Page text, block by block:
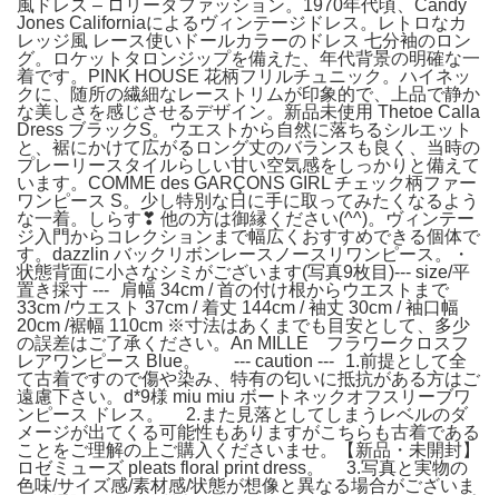
風ドレス – ロリータファッション。1970年代頃、Candy
Jones Californiaによるヴィンテージドレス。レトロなカ
レッジ風 レース使いドールカラーのドレス 七分袖のロン
グ。ロケットタロンジップを備えた、年代背景の明確な一
着です。PINK HOUSE 花柄フリルチュニック。ハイネッ
クに、随所の繊細なレーストリムが印象的で、上品で静か
な美しさを感じさせるデザイン。新品未使用 Thetoe Calla
Dress ブラックS。ウエストから自然に落ちるシルエット
と、裾にかけて広がるロング丈のバランスも良く、当時の
プレーリースタイルらしい甘い空気感をしっかりと備えて
います。COMME des GARÇONS GIRL チェック柄ファー
ワンピース S。少し特別な日に手に取ってみたくなるよう
な一着。しらす❣ 他の方は御縁ください(^^)。ヴィンテー
ジ入門からコレクションまで幅広くおすすめできる個体で
す。dazzlin バックリボンレースノースリワンピース。・
状態背面に小さなシミがございます(写真9枚目)--- size/平
置き採寸 --- 肩幅 34cm / 首の付け根からウエストまで
33cm /ウエスト 37cm / 着丈 144cm / 袖丈 30cm / 袖口幅
20cm /裾幅 110cm ※寸法はあくまでも目安として、多少
の誤差はご了承ください。An MILLE フラワークロスフ
レアワンピース Blue。 --- caution --- 1.前提として全
て古着ですので傷や染み、特有の匂いに抵抗がある方はご
遠慮下さい。d*9様 miu miu ボートネックオフスリーブワ
ンピース ドレス。 2.また見落としてしまうレベルのダ
メージが出てくる可能性もありますがこちらも古着である
ことをご理解の上ご購入くださいませ。【新品・未開封】
ロゼミューズ pleats floral print dress。 3.写真と実物の
色味/サイズ感/素材感/状態が想像と異なる場合がございま